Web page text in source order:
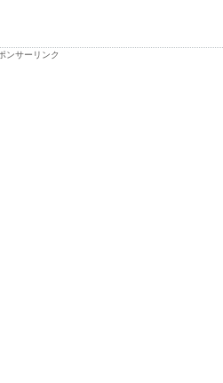
ンサーリンク